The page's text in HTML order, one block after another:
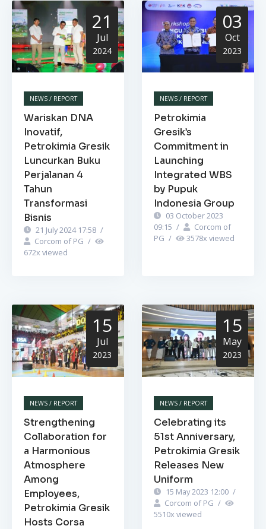
21
Jul
2024
NEWS / REPORT
Wariskan DNA
Inovatif,
Petrokimia Gresik
Luncurkan Buku
Perjalanan 4
Tahun
Transformasi
Bisnis
21 July 2024 17:58 /
Corcom of PG /
672x viewed
03
Oct
2023
NEWS / REPORT
Petrokimia
Gresik’s
Commitment in
Launching
Integrated WBS
by Pupuk
Indonesia Group
03 October 2023
09:15 /
Corcom of
PG / 3578x viewed
15
Jul
2023
NEWS / REPORT
Strengthening
Collaboration for
a Harmonious
Atmosphere
Among
Employees,
Petrokimia Gresik
Hosts Corsa
15
May
2023
NEWS / REPORT
Celebrating its
51st Anniversary,
Petrokimia Gresik
Releases New
Uniform
15 May 2023 12:00 /
Corcom of PG /
5510x viewed